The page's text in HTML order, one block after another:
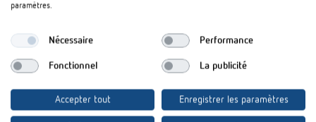
N° de réf.
Synchronisation horaire avec
antenne DCF pour appareils top2
Afin de bénéficier d'une bonne
réception, l'antenne ne doit pas
être installée au sous-sol ou dans
paramètres.
Nécessaire Performance
Fonctionnel La publicité
Accepter tout Enregistrer les paramètres